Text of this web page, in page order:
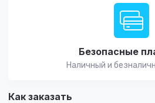
Безопасные
Наличный и
Как заказать